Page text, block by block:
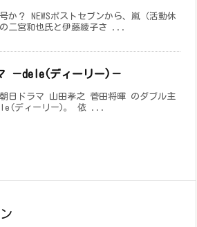
か？ NEWSポストセブンから、嵐（活動休
の二宮和也氏と伊藤綾子さ ...
－dele(ディーリー)－
日ドラマ 山田孝之 菅田将暉 のダブル主
ディーリー)。 依 ...